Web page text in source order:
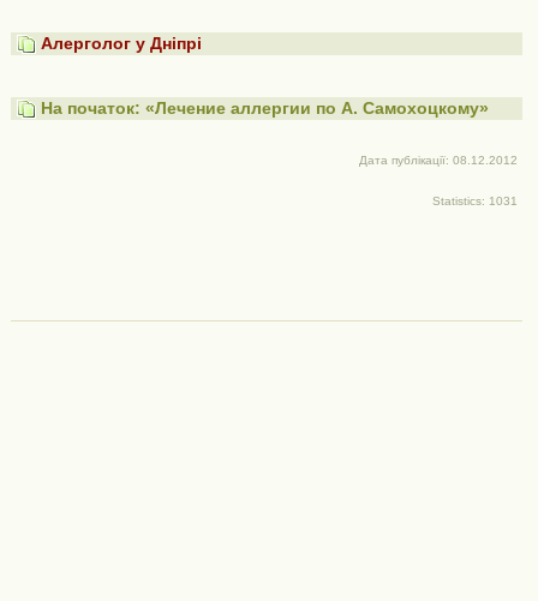
Алерголог у Дніпрі
На початок: «Лечение аллергии по А. Самохоцкому»
Дата публікації: 08.12.2012
Statistics: 1031